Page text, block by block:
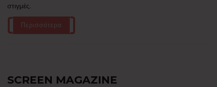
στιγμές.
Περισσότερα
SCREEN MAGAZINE